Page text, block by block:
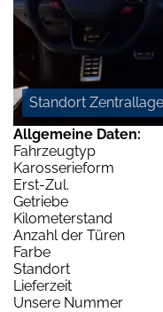
Standort
Allgemeine Daten:
Fahrzeugtyp
Karosserieform
Erst-Zul.
Getriebe
Kilometerstand
Anzahl der Türen
Farbe
Standort
Lieferzeit
Unsere Nummer